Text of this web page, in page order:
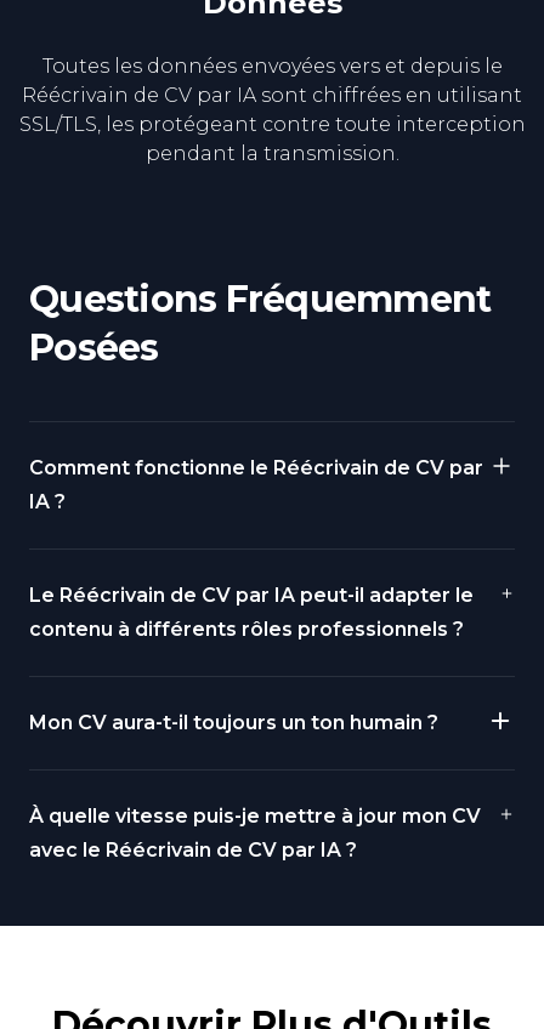
Toutes les données envoyées vers et depuis le
Réécrivain de CV par IA sont chiffrées en utilisant
SSL/TLS, les protégeant contre toute interception
pendant la transmission.
Questions Fréquemment
Posées
Comment fonctionne le Réécrivain de CV par
IA ?
Le Réécrivain de CV par IA peut-il adapter le
contenu à différents rôles professionnels ?
Mon CV aura-t-il toujours un ton humain ?
À quelle vitesse puis-je mettre à jour mon CV
avec le Réécrivain de CV par IA ?